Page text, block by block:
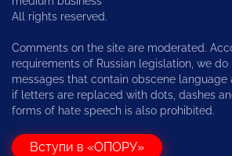
All rights reserved.
Comments on the site are moderated.
requirements of Russian legislation, we
messages that contain obscene language
if letters are replaced with dots, dashes
forms of hate speech is also prohibited.
Вступи в «ОПОРУ»